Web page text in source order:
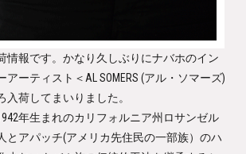
情報です。かなり久しぶりにナバホのイン
アーティスト ＜AL SOMERS (アル・ソマーズ)
入荷してまいりました。
年生まれのカリフォルニア州ロサンゼル
とアパッチ(アメリカ先住民の一部族）のハ